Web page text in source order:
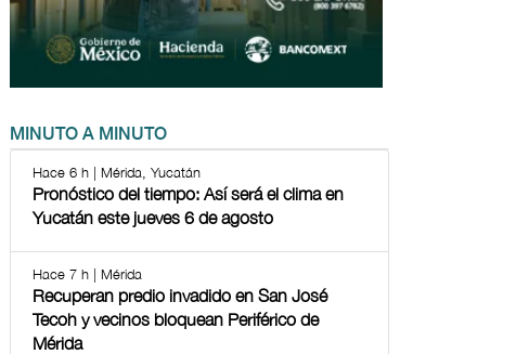
MINUTO A MINUTO
Hace 6 h | Mérida, Yucatán
Pronóstico del tiempo: Así será el clima en
Yucatán este jueves 6 de agosto
Hace 7 h | Mérida
Recuperan predio invadido en San José
Tecoh y vecinos bloquean Periférico de
Mérida